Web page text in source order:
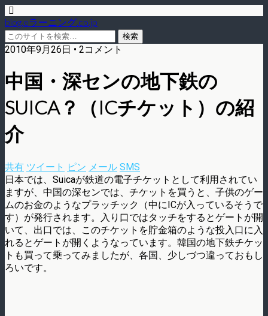
blog.eラーニング.co.jp
2010年9月26日 • 2コメント
中国・深センの地下鉄の
SUICA？（ICチケット）の紹
介
共有 ツイート ピン メール SMS
日本では、Suicaが鉄道の電子チケットとして利用されてい
ますが、中国の深センでは、チケットを買うと、子供のゲー
ムのお金のようなプラッチック（中にICが入っているそうで
す）が発行されます。入り口ではタッチをするとゲートが開
いて、出口では、このチケットを貯金箱のような投入口に入
れるとゲートが開くようなっています。韓国の地下鉄チケッ
トも買って乗ってみましたが、各国、少しづつ違っておもし
ろいです。